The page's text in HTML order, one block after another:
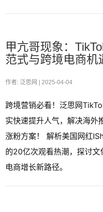
甲亢哥现象：
范式与跨境电商机
作者: 泛思网 | 2025-04-04
跨境营销必看！泛思网
实快速提升人气，解决海外
涨粉方案！ 解析美国网红
的20亿次观看热潮，探讨
电商增长新路径。